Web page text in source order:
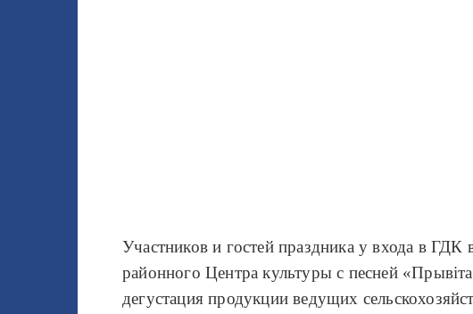
Участников и гостей праздника у входа в
районного Центра культуры с песней
дегустация продукции ведущих